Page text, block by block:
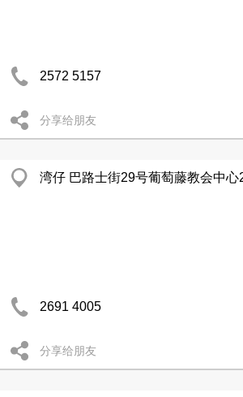
2572 5157
分享给朋友
湾仔 巴路士街29号葡萄藤教会中心
2691 4005
分享给朋友